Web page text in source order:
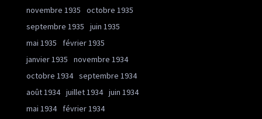
novembre 1935
octobre 1935
septembre 1935
juin 1935
mai 1935
février 1935
janvier 1935
novembre 1934
octobre 1934 septembre 1934
août 1934 juillet 1934 juin 1934
mai 1934
février 1934